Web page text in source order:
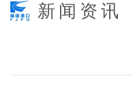
新闻资讯